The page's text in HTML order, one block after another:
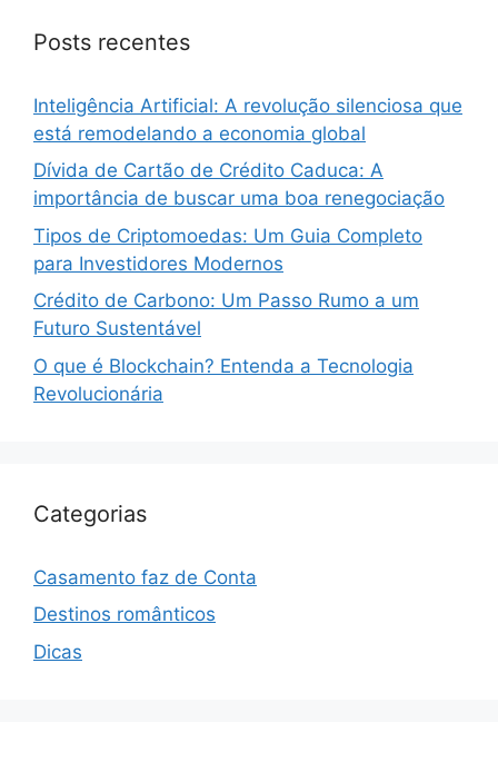
Posts recentes
Inteligência Artificial: A revolução silenciosa que
está remodelando a economia global
Dívida de Cartão de Crédito Caduca: A
importância de buscar uma boa renegociação
Tipos de Criptomoedas: Um Guia Completo
para Investidores Modernos
Crédito de Carbono: Um Passo Rumo a um
Futuro Sustentável
O que é Blockchain? Entenda a Tecnologia
Revolucionária
Categorias
Casamento faz de Conta
Destinos românticos
Dicas